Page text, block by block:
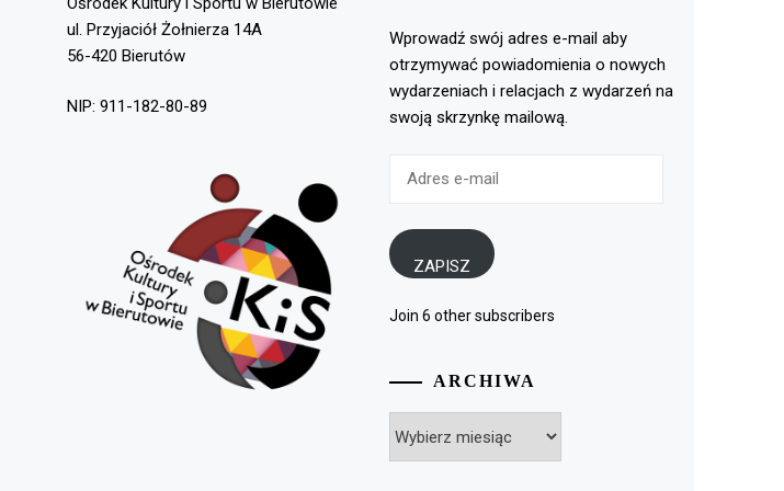
ul. Przyjaciół Żołnierza 14A
56-420 Bierutów
NIP: 911-182-80-89
Wprowadź swój adres e-mail aby
otrzymywać powiadomienia o nowych
wydarzeniach i relacjach z wydarzeń na
swoją skrzynkę mailową.
ZAPISZ
Join 6 other subscribers
ARCHIWA